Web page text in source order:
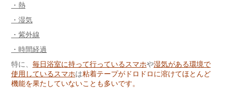
・熱
・湿気
・紫外線
・時間経過
特に、 毎日浴室に持って行っているスマホや湿気がある環境で
使用しているスマホは粘着テープがドロドロに溶けてほとんど
機能を果たしていないことも多いです。